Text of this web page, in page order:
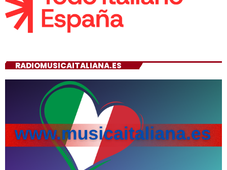
RADIOMUSICAITALIANA.ES